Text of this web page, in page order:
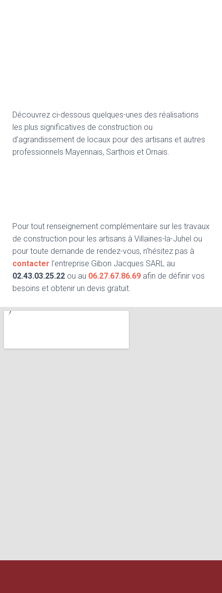
Découvrez ci-dessous quelques-unes des réalisations
les plus significatives de construction ou
d’agrandissement de locaux pour des artisans et autres
professionnels Mayennais, Sarthois et Ornais.
Pour tout renseignement complémentaire sur les travaux
de construction pour les artisans à Villaines-la-Juhel ou
pour toute demande de rendez-vous, n’hésitez pas à
contacter l’entreprise Gibon Jacques SARL au
02.43.03.25.22 ou au 06.27.67.86.69 afin de définir vos
besoins et obtenir un devis gratuit.